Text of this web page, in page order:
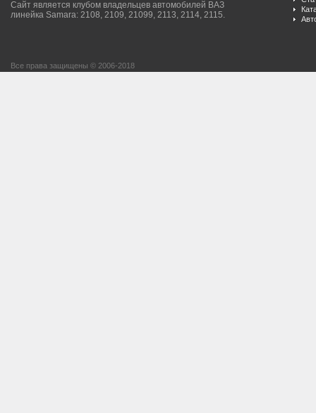
Сайт является клубом владельцев автомобилей ВАЗ
линейка Samara: 2108, 2109, 21099, 2113, 2114, 2115.
Все права защищены © 2006-2018